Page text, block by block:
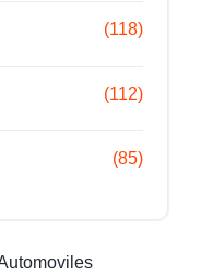
(118)
(112)
(85)